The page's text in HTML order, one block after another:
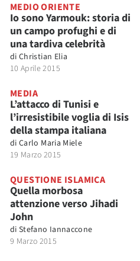
MEDIO ORIENTE
Io sono Yarmouk: storia di
un campo profughi e di
una tardiva celebrità
di Christian Elia
10 Aprile 2015
MEDIA
L’attacco di Tunisi e
l’irresistibile voglia di Isis
della stampa italiana
di Carlo Maria Miele
19 Marzo 2015
QUESTIONE ISLAMICA
Quella morbosa
attenzione verso Jihadi
John
di Stefano Iannaccone
9 Marzo 2015